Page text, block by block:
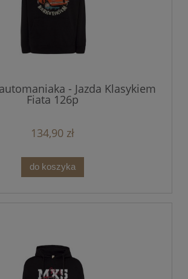
- Jazda Klasykiem
Fiata 126p
134,90 zł
do koszyka